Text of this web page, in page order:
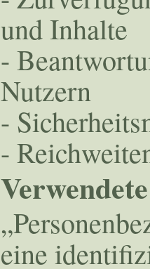
und Inhalte
-
Nutzern
-
-
eine